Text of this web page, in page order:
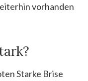
vorhanden
Starke Brise